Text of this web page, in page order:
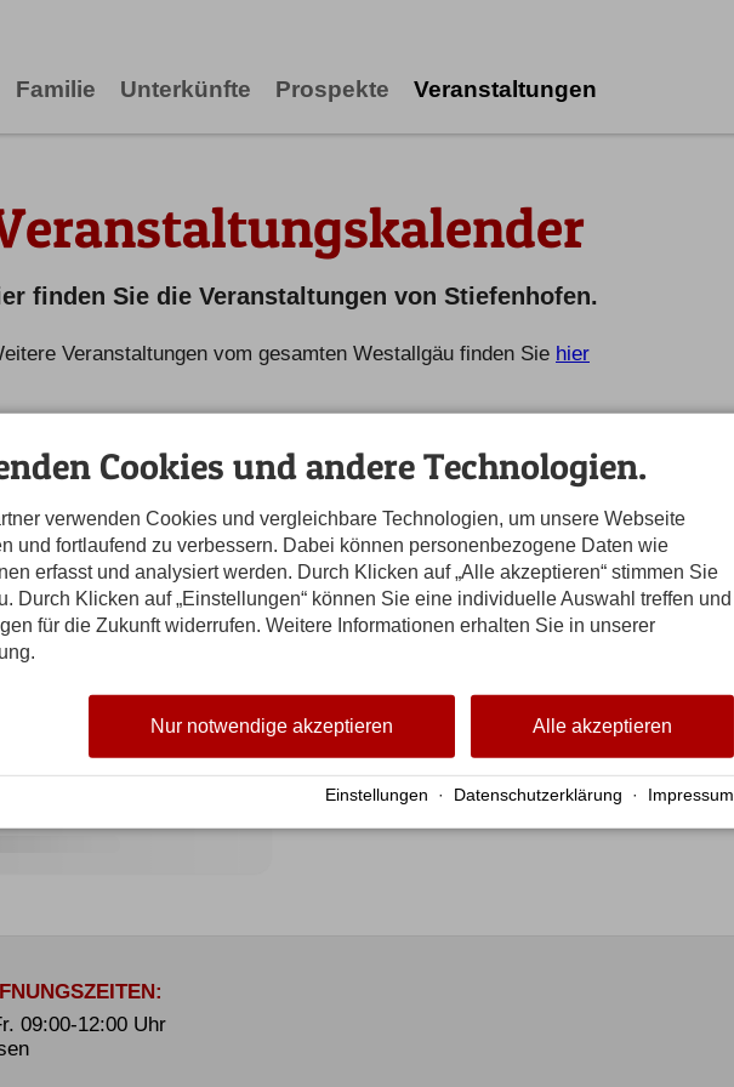
Familie Unterkünfte Prospekte Veranstaltungen
finden Sie die Veranstaltungen von Stiefenhofen.
Veranstaltungen vom gesamten Westallgäu finden Sie hier
09:00-12:00 Uhr
Cookies und andere Technologien.
verwenden Cookies und vergleichbare Technologien, um unsere Webseite
und fortlaufend zu verbessern. Dabei können personenbezogene Daten wie
erfasst und analysiert werden. Durch Klicken auf „Alle akzeptieren“ stimmen Sie
Durch Klicken auf „Einstellungen“ können Sie eine individuelle Auswahl treffen und
für die Zukunft widerrufen. Weitere Informationen erhalten Sie in unserer
Alle akzeptieren
Nur notwendige akzeptieren
Einstellungen · Datenschutzerklärung · Impressum